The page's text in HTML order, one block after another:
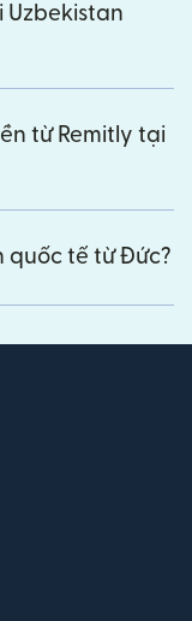
Uzbekistan
từ Remitly tại
quốc tế từ Đức?